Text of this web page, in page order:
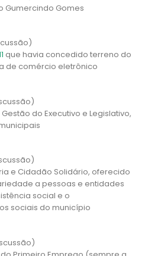
Gumercindo Gomes
que havia concedido terreno do
de comércio eletrônico
do Executivo e Legislativo,
e Cidadão Solidário, oferecido
a pessoas e entidades
social e o
sociais do município